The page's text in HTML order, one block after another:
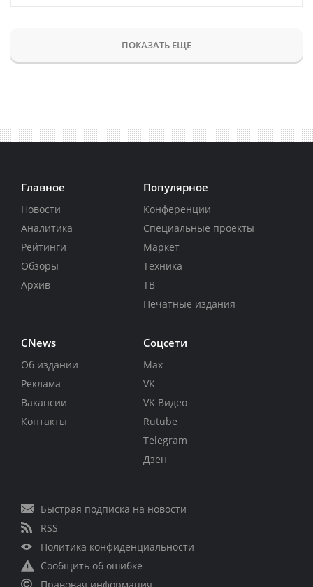
ПОКАЗАТЬ ЕЩЕ
Главное
Новости
Аналитика
Рейтинги
Обзоры
Архив
Популярное
Конференции
Специальные проекты
Маркет
Техника
ТВ
Печатные издания
CNews
Об издании
Реклама
Вакансии
Контакты
Соцсети
Max
VK
VK Видео
Rutube
Telegram
Дзен
Быстрая подписка на новости
RSS
Политика конфиденциальности
Сообщить об ошибке